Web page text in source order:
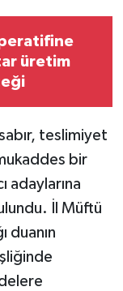
üretim
teslimiyet
bir
adaylarına
İl Müftü
duanın